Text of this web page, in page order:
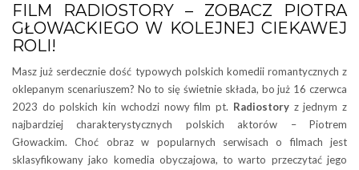
FILM RADIOSTORY – ZOBACZ PIOTRA
GŁOWACKIEGO W KOLEJNEJ CIEKAWEJ
ROLI!
Masz już serdecznie dość typowych polskich komedii romantycznych z
oklepanym scenariuszem? No to się świetnie składa, bo już 16 czerwca
2023 do polskich kin wchodzi nowy film pt. Radiostoryz jednym z
najbardziej charakterystycznych polskich aktorów – Piotrem
Głowackim. Choć obraz w popularnych serwisach o filmach jest
sklasyfikowany jako komedia obyczajowa, to warto przeczytać jego